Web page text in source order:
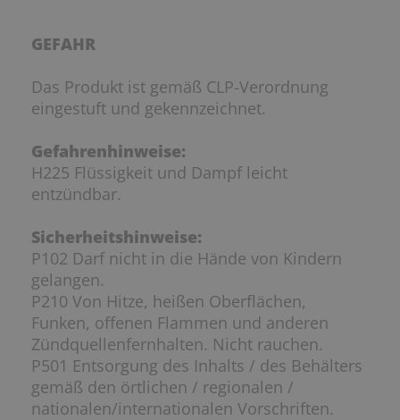
GEFAHR
Das Produkt ist gemäß CLP-Verordnung
eingestuft und gekennzeichnet.
Gefahrenhinweise:
H225 Flüssigkeit und Dampf leicht
entzündbar.
Sicherheitshinweise:
P102 Darf nicht in die Hände von Kindern
gelangen.
P210 Von Hitze, heißen Oberflächen,
Funken, offenen Flammen und anderen
Zündquellenfernhalten. Nicht rauchen.
P501 Entsorgung des Inhalts / des Behälters
gemäß den örtlichen / regionalen /
nationalen/internationalen Vorschriften.